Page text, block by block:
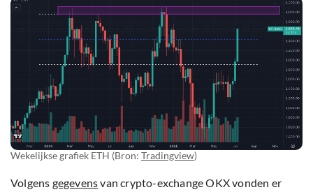
Wekelijkse grafiek ETH (Bron: Tradingview)
Volgens gegevensvan crypto-exchange OKX vonden er